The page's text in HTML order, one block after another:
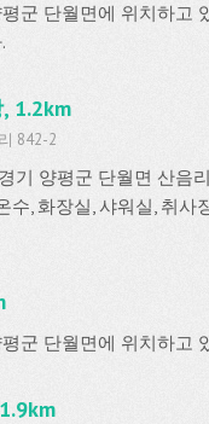
군 단월면에 위치하고
1.2km
842-2
기 양평군 단월면 산음
수, 화장실, 샤워실, 취
군 단월면에 위치하고